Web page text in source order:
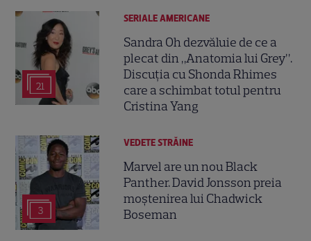
21
SERIALE AMERICANE
Sandra Oh dezvăluie de ce a
plecat din „Anatomia lui Grey”.
Discuția cu Shonda Rhimes
care a schimbat totul pentru
Cristina Yang
3
VEDETE STRĂINE
Marvel are un nou Black
Panther. David Jonsson preia
moștenirea lui Chadwick
Boseman